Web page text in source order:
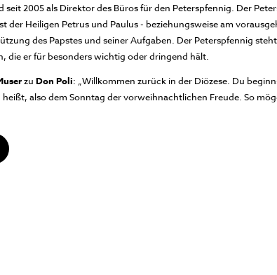
seit 2005 als Direktor des Büros für den Peterspfennig. Der
der Heiligen Petrus und Paulus - beziehungsweise am
des Papstes und seiner Aufgaben. Der Peterspfennig
die er für besonders wichtig oder dringend hält.
zu Don Poli: „Willkommen zurück in der Diözese. Du
also dem Sonntag der vorweihnachtlichen Freude. So